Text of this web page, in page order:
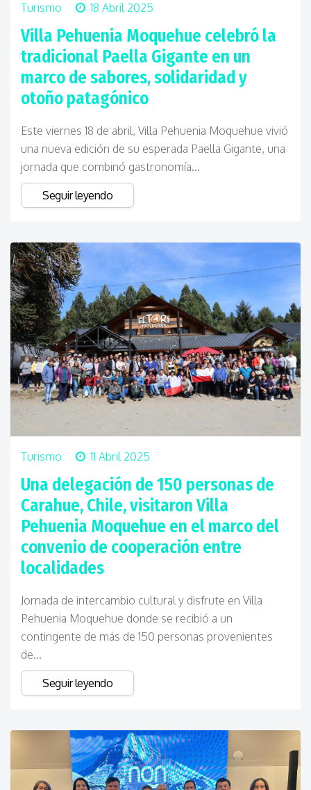
Turismo 18 Abril 2025
Villa Pehuenia Moquehue celebró la
tradicional Paella Gigante en un
marco de sabores, solidaridad y
otoño patagónico
Este viernes 18 de abril, Villa Pehuenia Moquehue vivió
una nueva edición de su esperada Paella Gigante, una
jornada que combinó gastronomía...
Seguir leyendo
Turismo 11 Abril 2025
Una delegación de 150 personas de
Carahue, Chile, visitaron Villa
Pehuenia Moquehue en el marco del
convenio de cooperación entre
localidades
Jornada de intercambio cultural y disfrute en Villa
Pehuenia Moquehue donde se recibió a un
contingente de más de 150 personas provenientes
de...
Seguir leyendo